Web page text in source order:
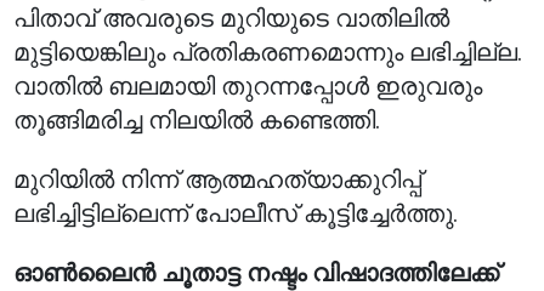
പിതാവ് അവരുടെ മുറിയുടെ വാതിലിൽ
മുട്ടിയെങ്കിലും പ്രതികരണമൊന്നും ലഭിച്ചില്ല.
വാതിൽ ബലമായി തുറന്നപ്പോൾ ഇരുവരും
തൂങ്ങിമരിച്ച നിലയിൽ കണ്ടെത്തി.
മുറിയിൽ നിന്ന് ആത്മഹത്യാക്കുറിപ്പ്
ലഭിച്ചിട്ടില്ലെന്ന് പോലീസ് കൂട്ടിച്ചേർത്തു.
ഓൺലൈൻ ചൂതാട്ട നഷ്ടം വിഷാദത്തിലേക്ക്